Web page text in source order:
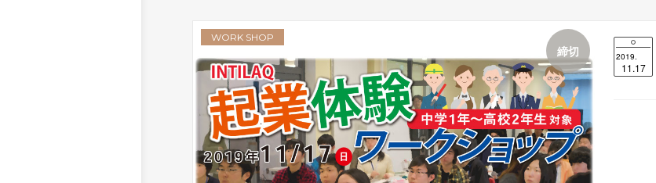
締切 2019.
11.17
WORK SHOP